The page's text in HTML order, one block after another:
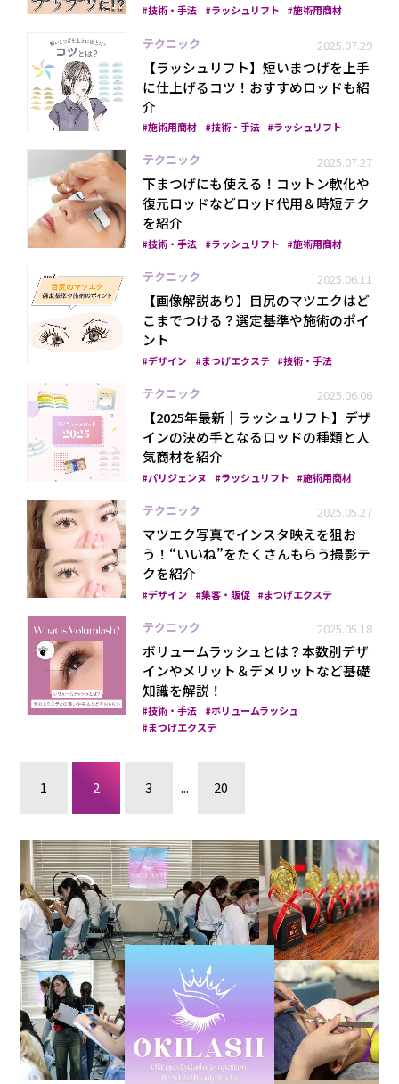
技術・手法 ラッシュリフト 施術用商材
テクニック 2025.07.29
【ラッシュリフト】短いまつげを上手
に仕上げるコツ！おすすめロッドも紹
介
施術用商材 技術・手法 ラッシュリフト
テクニック 2025.07.27
下まつげにも使える！コットン軟化や
復元ロッドなどロッド代用＆時短テク
を紹介
技術・手法 ラッシュリフト 施術用商材
テクニック 2025.06.11
【画像解説あり】目尻のマツエクはど
こまでつける？選定基準や施術のポイ
ント
デザイン まつげエクステ 技術・手法
テクニック 2025.06.06
【2025年最新｜ラッシュリフト】デザ
インの決め手となるロッドの種類と人
気商材を紹介
パリジェンヌ ラッシュリフト 施術用商材
テクニック 2025.05.27
マツエク写真でインスタ映えを狙お
う！“いいね”をたくさんもらう撮影テ
クを紹介
デザイン 集客・販促 まつげエクステ
テクニック 2025.05.18
ボリュームラッシュとは？本数別デザ
インやメリット＆デメリットなど基礎
知識を解説！
技術・手法
ボリュームラッシュ
まつげエクステ
1 2 3 ... 20